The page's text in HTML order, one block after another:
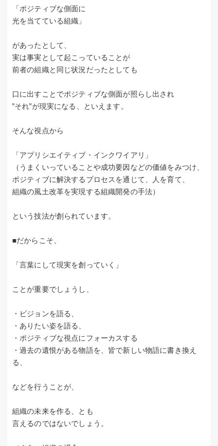
「ポジティブな側面に
光を当てている組織」
があったとして、
実は事実として起こっていることが
前者の組織と同じ状況だったとしても
口に出すことでポジティブな側面が照らし出され
”それ”が現実になる、といえます。
そんな視点から
「アプリシエイティブ・インクワイアリ」
（うまくいっていることや成功要因などの価値をみつけ、
ポジティブに解決するプロセスを通じて、人を育て、
組織の風土改革を実現する組織開発の手法）
という技法が創られています。
■だからこそ、
「言葉にして現実を創っていく」
ことが重要でしょうし、
・ビジョンを語る、
・ありたい姿を語る、
・ポジティブな視点にフォーカスする
・過去の遺恨がある物語を、皆で新しい物語に書き換え
る、
などを行うことが、
組織の未来を作る、とも
言えるのではないでしょう。